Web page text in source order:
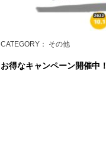
CATEGORY ： その他
お得なキャンペーン開催中！